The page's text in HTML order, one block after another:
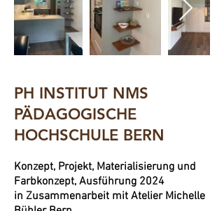
PH INSTITUT NMS
PÄDAGOGISCHE
HOCHSCHULE BERN
Konzept, Projekt, Materialisierung und
Farbkonzept, Ausführung 2024
in Zusammenarbeit mit Atelier Michelle